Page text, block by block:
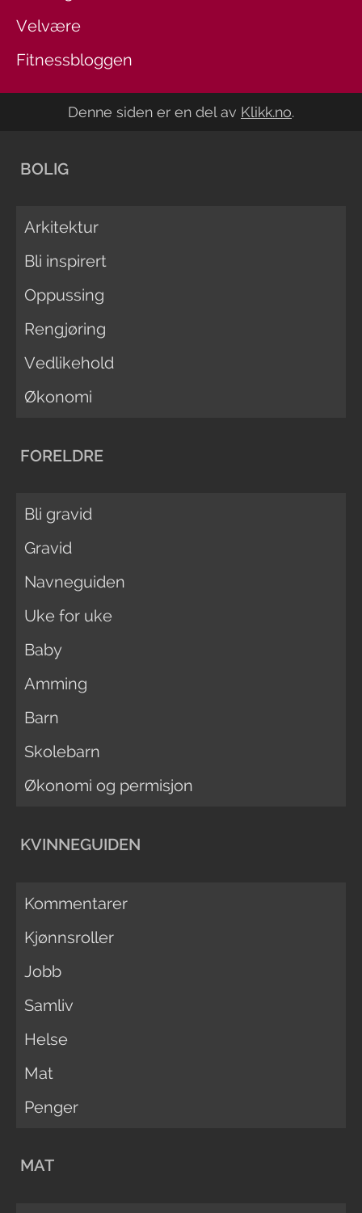
Velvære
Fitnessbloggen
Denne siden er en del av Klikk.no.
BOLIG
Arkitektur
Bli inspirert
Oppussing
Rengjøring
Vedlikehold
Økonomi
FORELDRE
Bli gravid
Gravid
Navneguiden
Uke for uke
Baby
Amming
Barn
Skolebarn
Økonomi og permisjon
KVINNEGUIDEN
Kommentarer
Kjønnsroller
Jobb
Samliv
Helse
Mat
Penger
MAT